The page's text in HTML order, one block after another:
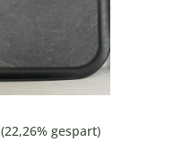
(22,26% gespart)